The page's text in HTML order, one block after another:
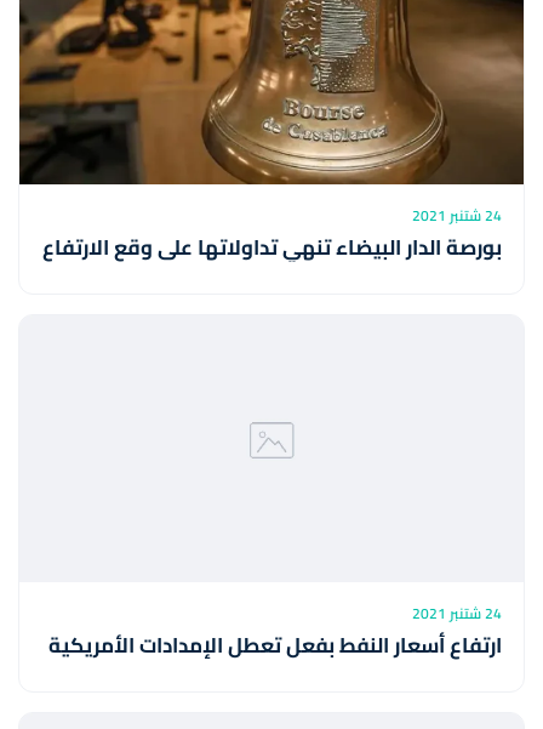
24 شتنبر 2021
بورصة الدار البيضاء تنهي تداولاتها على وقع الارتفاع
24 شتنبر 2021
ارتفاع أسعار النفط بفعل تعطل الإمدادات الأمريكية